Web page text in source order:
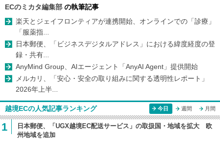
ECのミカタ編集部 の執筆記事
楽天とジェイフロンティアが連携開始、オンラインでの「診療」
「服薬指...
日本郵便、「ビジネスデジタルアドレス」における緯度経度の登
録・共有...
AnyMind Group、AIエージェント「AnyAI Agent」提供開始
メルカリ、「安心・安全の取り組みに関する透明性レポート」
2026年上半...
越境ECの人気記事ランキング 今日 週間 月間
1
日本郵便、「UGX越境EC配送サービス」の取扱国・地域を拡大 欧
州地域を追加